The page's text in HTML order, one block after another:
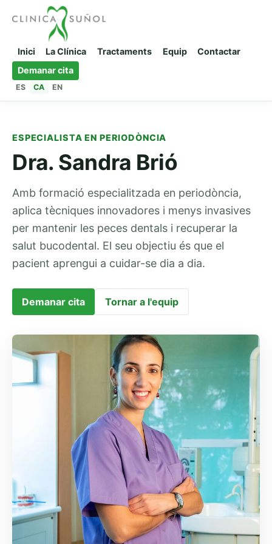
Inici La Clínica Tractaments Equip
Contactar
Demanar cita
ES CA EN
ESPECIALISTA EN PERIODÒNCIA
Dra. Sandra Brió
Amb formació especialitzada en periodòncia,
aplica tècniques innovadores i menys invasives
per mantenir les peces dentals i recuperar la
salut bucodental. El seu objectiu és que el
pacient aprengui a cuidar-se dia a dia.
Demanar cita Tornar a l'equip